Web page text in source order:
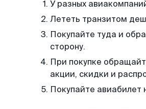
У разных
Лететь транзитом
Покупайте туда и
сторону.
При покупке
акции, скидки и
Покупайте авиабилет